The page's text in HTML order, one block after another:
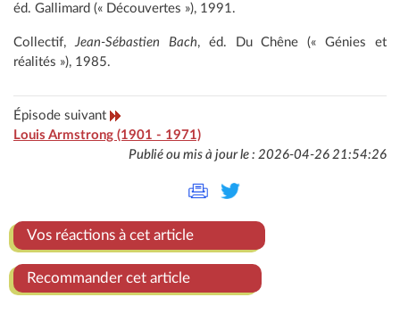
éd. Gallimard (« Découvertes »), 1991.
Collectif, Jean-Sébastien Bach, éd. Du Chêne (« Génies et
réalités »), 1985.
Épisode suivant
Louis Armstrong (1901 - 1971)
Publié ou mis à jour le : 2026-04-26 21:54:26
Vos réactions à cet article
Recommander cet article